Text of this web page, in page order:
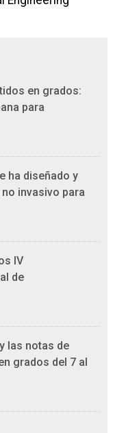
en grados:
para
ha diseñado y
invasivo para
IV
de
las notas de
grados del 7 al